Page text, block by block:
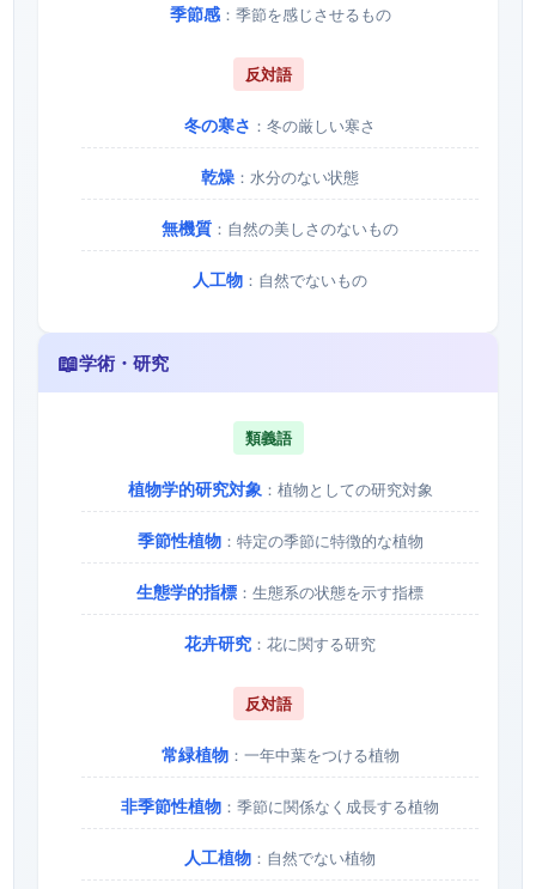
季節感：季節を感じさせるもの
反対語
冬の寒さ ：冬の厳しい寒さ
乾燥 ：水分のない状態
無機質 ：自然の美しさのないもの
人工物 ：自然でないもの
📖学術・研究
類義語
植物学的研究対象：植物としての研究対象
季節性植物：特定の季節に特徴的な植物
生態学的指標 ：生態系の状態を示す指標
花卉研究 ：花に関する研究
反対語
常緑植物：一年中葉をつける植物
非季節性植物 ：季節に関係なく成長する植物
人工植物 ：自然でない植物